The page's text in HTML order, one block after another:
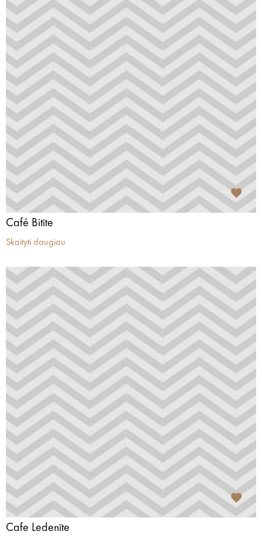
Café Bitīte
Skaityti daugiau
Cafe Ledenīte